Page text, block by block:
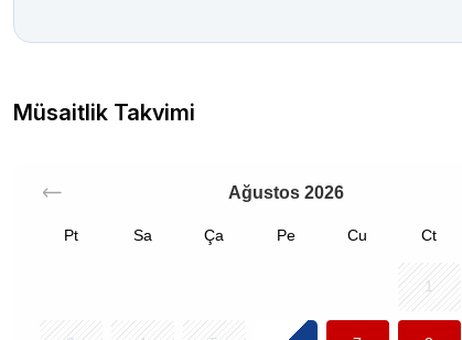
Müsaitlik Takvimi
Ağustos 2026
Pt Sa Ça Pe Cu Ct
1